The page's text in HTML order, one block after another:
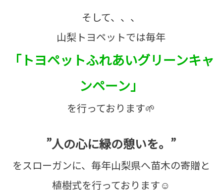
そして、、、
山梨トヨペットでは毎年
「トヨペットふれあいグリーンキャ
ンペーン」
を行っております🌱
”人の心に緑の憩いを。”
をスローガンに、毎年山梨県へ苗木の寄贈と
植樹式を行っております☺